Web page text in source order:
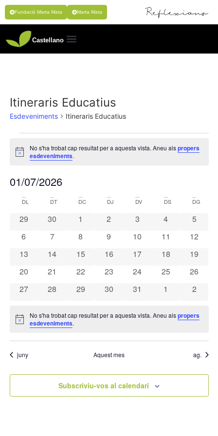
Fundació Marta Mata Marta Mata
Castellano
Itineraris Educatius
Esdeveniments Itineraris Educatius
Avís
No s'ha trobat cap resultat per a aquesta vista. Aneu alspropers
esdeveniments.
01/07/2026
unaCalendari
de
Esdeveniments
DL DT DC DJ DV DS DG
0 esdeveniments
29 0 esdeveniments
30 0 esdeveniments
1 0 esdeveniments
2 0 esdeveniments
3 0
4 0
5
0 esdeveniments
6 0 esdeveniments
7 0 esdeveniments
8 0 esdeveniments
9 0 esdeveniments
10 0
11 0
12
0 esdeveniments
13 0 esdeveniments
14 0 esdeveniments
15 0 esdeveniments
16 0 esdeveniments
17 0
18 0
19
0 esdeveniments
20 0 esdeveniments
21 0 esdeveniments
22 0 esdeveniments
23 0 esdeveniments
24 0
25 0
26
0 esdeveniments
27 0 esdeveniments
28 0 esdeveniments
29 0 esdeveniments
30 0 esdeveniments
31 0
1 0
2
Avís
No s'ha trobat cap resultat per a aquesta vista. Aneu alspropers
esdeveniments.
juny Aquest mes ag.
Subscriviu-vos al calendari